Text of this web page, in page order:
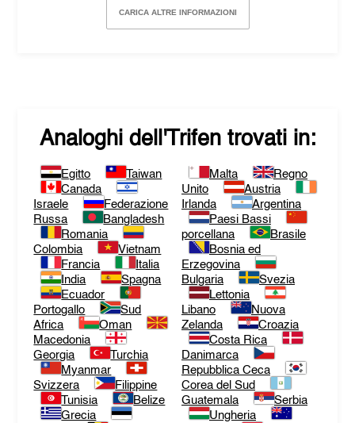
CARICA ALTRE INFORMAZIONI
Analoghi dell'Trifentrovati in:
Egitto
Taiwan
Canada
Israele
Federazione
Russa
Bangladesh
Romania
Colombia
Vietnam
Francia
Italia
India
Spagna
Ecuador
Portogallo
Sud
Africa
Oman
Macedonia
Georgia
Turchia
Myanmar
Svizzera
Filippine
Tunisia
Belize
Grecia
Malta
Regno
Unito
Austria
Irlanda
Argentina
Paesi Bassi
porcellana
Brasile
Bosnia ed
Erzegovina
Bulgaria
Svezia
Lettonia
Libano
Nuova
Zelanda
Croazia
Costa Rica
Danimarca
Repubblica Ceca
Corea del Sud
Guatemala
Serbia
Ungheria